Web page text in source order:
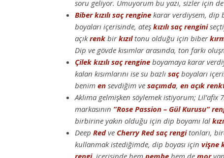
soru geliyor. Umuyorum bu yazı, sizler için de
Biber kızılı saç rengine karar verdiysem, dip
boyaları içerisinde, ateş kızılı saç rengini
açıkrenk birkızıltonu olduğu için biber
Dip ve gövde kısımlar arasında, ton farkı
Çilek kızılı saç rengine boyamaya karar
kalan kısımlarını ise su bazlı saçboyaları
benim en sevdiğim ve saçımda, en açık
Aklıma gelmişken söylemek istiyorum; Lil’afix
markasının ”Rose Passion – Gül Kurusu”
birbirine yakın olduğu için dip boyamı lal
Deep Redve Cherry Red saç rengitonları,
kullanmak istediğimde, dip boyası için vişne